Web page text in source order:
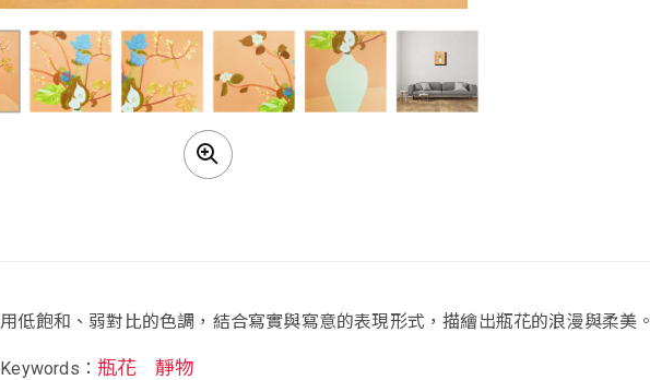
用低飽和、弱對比的色調，結合寫實與寫意的表現形式，描繪出瓶花的浪漫與柔美。
Keywords： 瓶花 靜物